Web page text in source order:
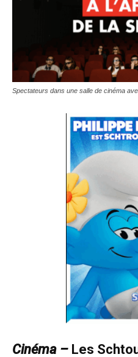
Spectateurs dans une salle de cinéma
Cinéma – Les